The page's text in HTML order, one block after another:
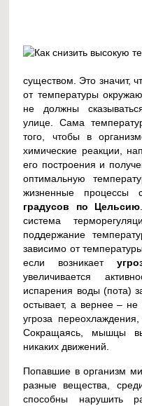
существом. Это значит,
от температуры
не должны
улице. Сама
того, чтобы в
химические реакции,
его построения и
оптимальную
жизненные
градусов по Цельсию
система
поддержание
зависимо от
если возникает
увеличивается
испарения воды (пота)
остывает, а вернее – не
угроза
Сокращаясь, мышцы
никаких движений.
Попавшие в организм
разные вещества,
способны нарушить